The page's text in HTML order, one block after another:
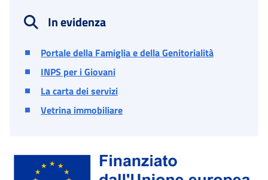
In evidenza
Portale della Famiglia e della Genitorialità
INPS per i Giovani
La carta dei servizi
Vetrina immobiliare